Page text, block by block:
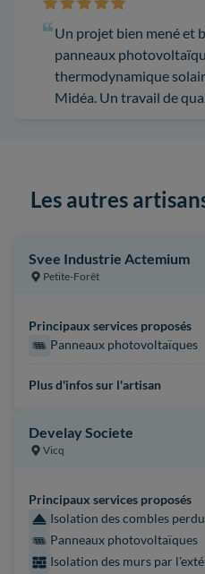
Un projet bien mené et
panneaux
thermodynamique
Midéa. Un travail de
Les autres
Svee Industrie Actemium
Petite-Forêt
Principaux services proposés
Panneaux photovoltaïques
Plus d'infos sur l'artisan
Develay Societe
Vicq
Principaux services proposés
Isolation des combles
Panneaux photovoltaïques
Isolation des murs par